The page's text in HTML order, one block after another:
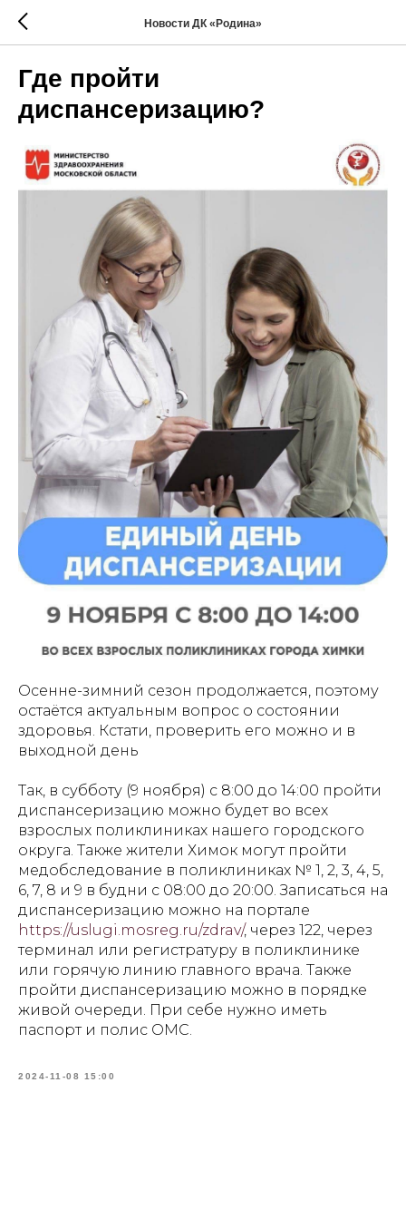
Новости ДК «Родина»
Где пройти
диспансеризацию?
Осенне-зимний сезон продолжается, поэтому
остаётся актуальным вопрос о состоянии
здоровья. Кстати, проверить его можно и в
выходной день
Так, в субботу (9 ноября) с 8:00 до 14:00 пройти
диспансеризацию можно будет во всех
взрослых поликлиниках нашего городского
округа. Также жители Химок могут пройти
медобследование в поликлиниках № 1, 2, 3, 4, 5,
6, 7, 8 и 9 в будни с 08:00 до 20:00. Записаться на
диспансеризацию можно на портале
https://uslugi.mosreg.ru/zdrav/, через 122, через
терминал или регистратуру в поликлинике
или горячую линию главного врача. Также
пройти диспансеризацию можно в порядке
живой очереди. При себе нужно иметь
паспорт и полис ОМС.
2024-11-08 15:00